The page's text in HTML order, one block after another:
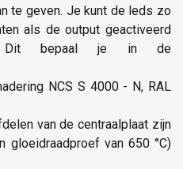
te geven. Je kunt de leds zo
als de output geactiveerd
Dit bepaal je in de
NCS S 4000 - N, RAL
van de centraalplaat zijn
gloeidraadproef van 650 °C)